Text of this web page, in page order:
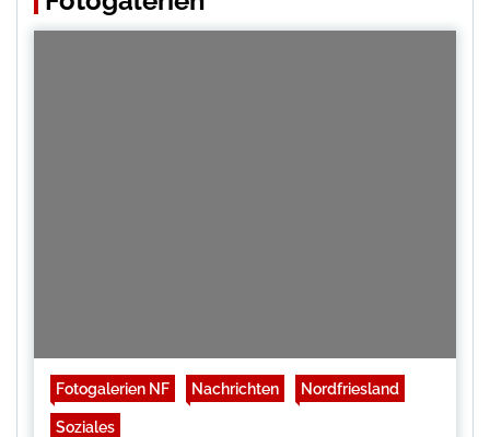
Fotogalerien NF Nachrichten Nordfriesland
Soziales